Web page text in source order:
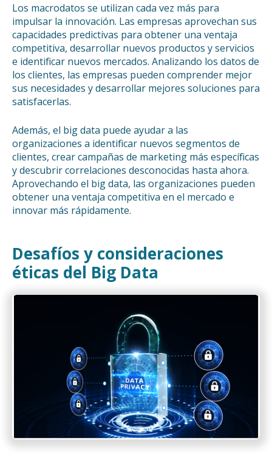
Los macrodatos se utilizan cada vez más para
impulsar la innovación. Las empresas aprovechan sus
capacidades predictivas para obtener una ventaja
competitiva, desarrollar nuevos productos y servicios
e identificar nuevos mercados. Analizando los datos de
los clientes, las empresas pueden comprender mejor
sus necesidades y desarrollar mejores soluciones para
satisfacerlas.
Además, el big data puede ayudar a las
organizaciones a identificar nuevos segmentos de
clientes, crear campañas de marketing más específicas
y descubrir correlaciones desconocidas hasta ahora.
Aprovechando el big data, las organizaciones pueden
obtener una ventaja competitiva en el mercado e
innovar más rápidamente.
Desafíos y consideraciones
éticas del Big Data